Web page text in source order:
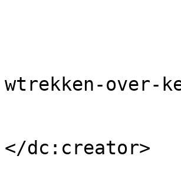
wtrekken-over-
</dc:creator>